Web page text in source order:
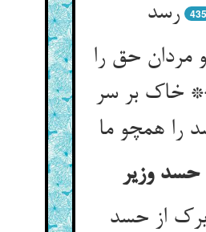
رسد
435
حق را
خاک بر سر
را همچو ما
حسد وزیر
از حسد